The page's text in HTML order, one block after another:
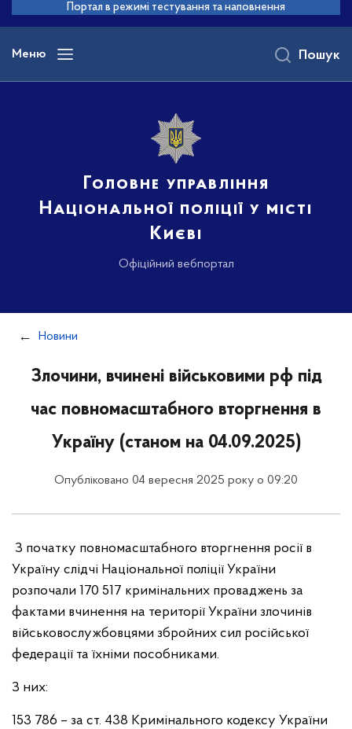
основного
вмісту
Портал в режимі тестування та наповнення
Меню
Головне управління
Національної поліції у місті
Києві
Офіційний вебпортал
Пошук
Новини
Злочини, вчинені військовими рф під
час повномасштабного вторгнення в
Україну (станом на 04.09.2025)
Опубліковано 04 вересня 2025 року о 09:20
З початку повномасштабного вторгнення росії в
Україну слідчі Національної поліції України
розпочали 170 517 кримінальних проваджень за
фактами вчинення на території України злочинів
військовослужбовцями збройних сил російської
федерації та їхніми пособниками.
З них:
153 786 – за ст. 438 Кримінального кодексу України